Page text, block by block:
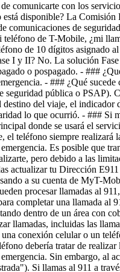
disponible? La
de
de T-Mobile, ¿mi
de 10 dígitos
I y II? No. La solución
o pospagado. - ###
- ### ¿Qué
pública o PSAP).
del viaje, el
lo que ocurrió. - ###
donde se usará el
teléfono siempre
Es posible que
pero debido a las
actualizar tu Dirección
a su cuenta de MyT-
procesar llamadas al
completar una llamada
dentro de un área
llamadas, incluidas las
conexión celular o un
debería tratar de
Sin embargo,
Si llamas al 911 a